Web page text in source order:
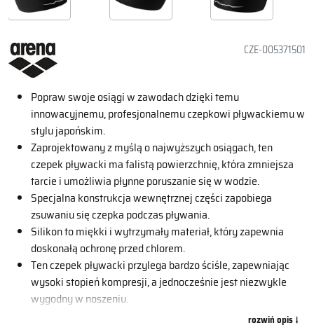
CZE-005371501
Popraw swoje osiągi w zawodach dzięki temu
innowacyjnemu, profesjonalnemu czepkowi pływackiemu w
stylu japońskim.
Zaprojektowany z myślą o najwyższych osiągach, ten
czepek pływacki ma falistą powierzchnię, która zmniejsza
tarcie i umożliwia płynne poruszanie się w wodzie.
Specjalna konstrukcja wewnętrznej części zapobiega
zsuwaniu się czepka podczas pływania.
Silikon to miękki i wytrzymały materiał, który zapewnia
doskonałą ochronę przed chlorem.
Ten czepek pływacki przylega bardzo ściśle, zapewniając
wysoki stopień kompresji, a jednocześnie jest niezwykle
wygodny w noszeniu.
Dostępny w dwóch rozmiarach dla idealnego dopasowania.